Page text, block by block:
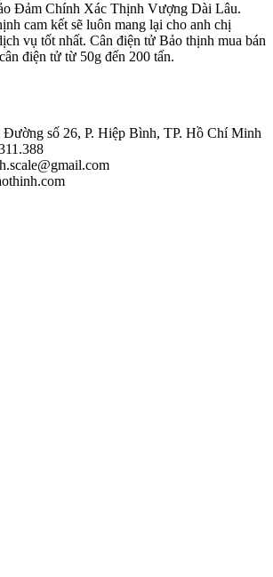
Đảm Chính Xác Thịnh Vượng Dài Lâu.
cam kết sẽ luôn mang lại cho anh chị
vụ tốt nhất. Cân điện tử Bảo thịnh mua bán
điện tử từ 50g đến 200 tấn.
số 26, P. Hiệp Bình, TP. Hồ Chí Minh